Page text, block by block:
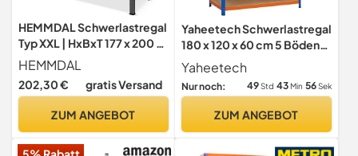
HEMMDAL Schwerlastregal
Typ XXL | HxBxT 177 x 200 x
60 cm | Graphitgrau
HEMMDAL
202,30 € gratis Versand
ZUM ANGEBOT
Yaheetech Schwerlastregal
180 x 120 x 60 cm 5 Böden
Belastbarkeit : 875kg
Yaheetech
Nur noch: 49Std 43Min 55Sek
ZUM ANGEBOT